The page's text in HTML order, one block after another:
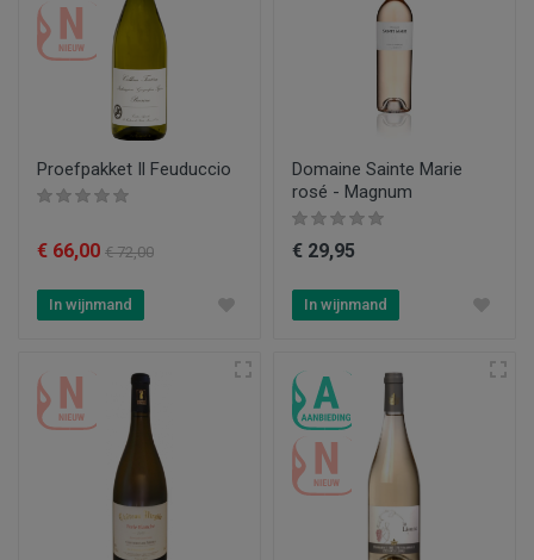
Proefpakket Il Feuduccio
€ 66,00 € 72,00
In wijnmand
Domaine Sainte Marie
rosé - Magnum
€ 29,95
In wijnmand